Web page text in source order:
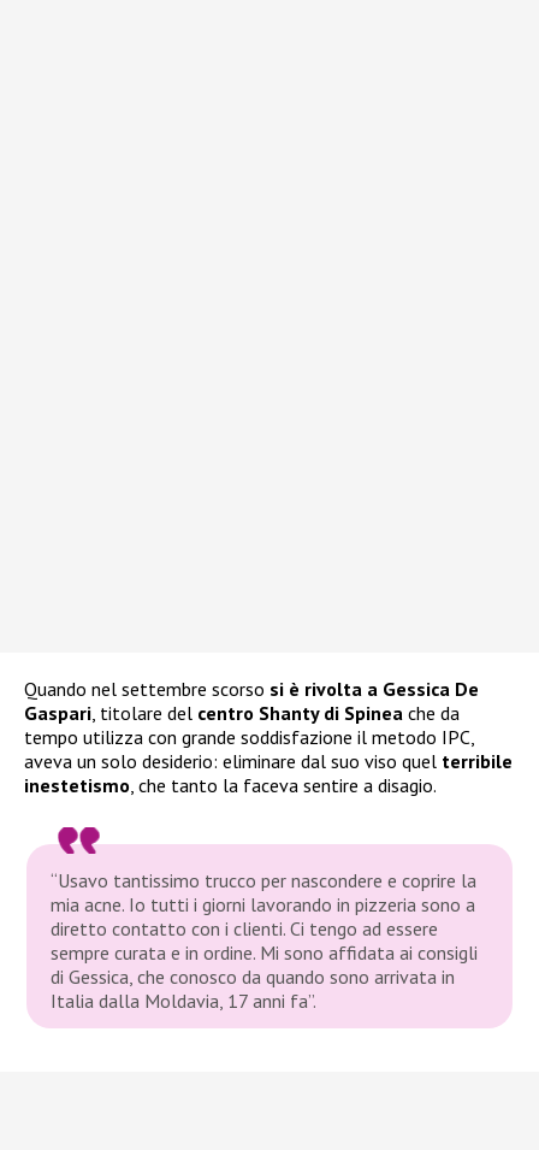
Quando nel settembre scorso si è rivolta a Gessica De
Gaspari , titolare del centro Shanty di Spinea che da
tempo utilizza con grande soddisfazione il metodo IPC,
aveva un solo desiderio: eliminare dal suo viso quel terribile
inestetismo , che tanto la faceva sentire a disagio.
“Usavo tantissimo trucco per nascondere e coprire la
mia acne. Io tutti i giorni lavorando in pizzeria sono a
diretto contatto con i clienti. Ci tengo ad essere
sempre curata e in ordine. Mi sono affidata ai consigli
di Gessica, che conosco da quando sono arrivata in
Italia dalla Moldavia, 17 anni fa”.